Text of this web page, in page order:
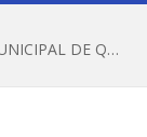
REGULAMENTO DO X CONCURSO INTERMUNICIPAL DE QUADRILHAS JUNINAS – 2026 – ARRAIÁ DA VENEZA